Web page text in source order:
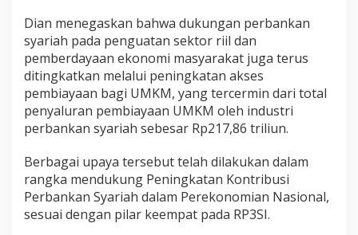
Dian menegaskan bahwa dukungan perbankan
syariah pada penguatan sektor riil dan
pemberdayaan ekonomi masyarakat juga terus
ditingkatkan melalui peningkatan akses
pembiayaan bagi UMKM, yang tercermin dari total
penyaluran pembiayaan UMKM oleh industri
perbankan syariah sebesar Rp217,86 triliun.
Berbagai upaya tersebut telah dilakukan dalam
rangka mendukung Peningkatan Kontribusi
Perbankan Syariah dalam Perekonomian Nasional,
sesuai dengan pilar keempat pada RP3SI.